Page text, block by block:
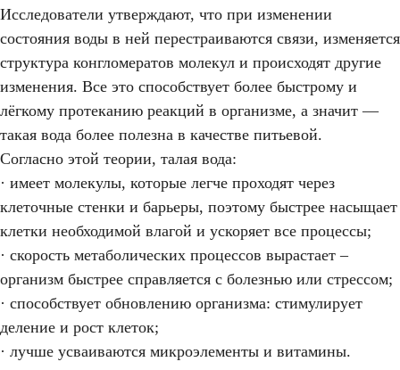
Что происходит с
водой при заморозке?
ВРЕМЯ ЧТЕНИЯ 8
МИНУТ
ОЧИСТКА ВОДЫ
Исследователи утверждают, что при изменении
состояния воды в ней перестраиваются связи, изменяется
структура конгломератов молекул и происходят другие
изменения. Все это способствует более быстрому и
лёгкому протеканию реакций в организме, а значит—
такая вода более полезна в качестве питьевой.
Согласно этой теории, талая вода:
· имеет молекулы, которые легче проходят через
клеточные стенки и барьеры, поэтому быстрее насыщает
клетки необходимой влагой и ускоряет все процессы;
· скорость метаболических процессов вырастает –
организм быстрее справляется с болезнью или стрессом;
· способствует обновлению организма: стимулирует
деление и рост клеток;
· лучше усваиваются микроэлементы и витамины.